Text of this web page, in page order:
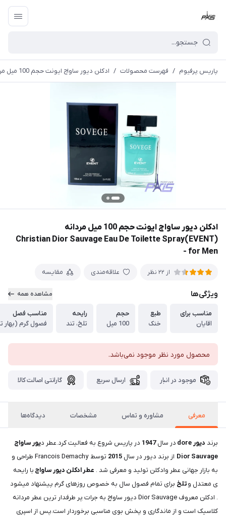
پاریس پرفیوم / فهرست محصولات / ادکلن دیور ساواج ایونت حجم 100 میل مردانه (EVENT)Christian Dior Sauvage Eau De Toilette Spray for Men -
ادکلن دیور ساواج ایونت حجم 100 میل مردانه
(EVENT)Christian Dior Sauvage Eau De Toilette Spray
for Men -
از 22 نظر علاقه‌مندی مقایسه
ویژگی‌ها مشاهده همه
مناسب برای
اقایان
طبع
خنک
حجم
100 میل
رایحه
تلخ، تند
مناسب فصل
فصول گرم (بهار
محصول مورد نظر موجود نمی‌باشد.
موجود در انبار ارسال سریع گارانتی اصالت کالا
معرفی مشاوره و تماس مشخصات دیدگاه‌ها
برند دیور dore در سال1947 در پاریس شروع به فعالیت کرد.عطر دیور ساواج
Dior Sauvage از برند دیور در سال 2015
توسط Francois Demachy طراحی و
به بازار جهانی عطر وادکلن تولید و معرفی شد . عطر ادکلن دیور ساواج با رایحه
ی معتدل وتلخ برای تمام فصول سال به خصوص روزهای گرم پیشنهاد میشود
. ادکلن معروف Dior Sauvage دیور ساواج به جرات پر طرفدار ترین عطر مردانه
کلاسیک است و از ماندگاری و پخش بوی مناسبی برخوردار است.پس از اسپری